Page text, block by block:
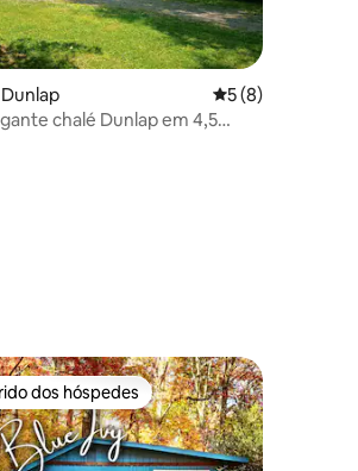
de 5, 43 avaliações
Dunlap 5 de uma
5 (8)
chalé Dunlap em 4,5
melhores preferidos dos hóspedes
dos hóspedes